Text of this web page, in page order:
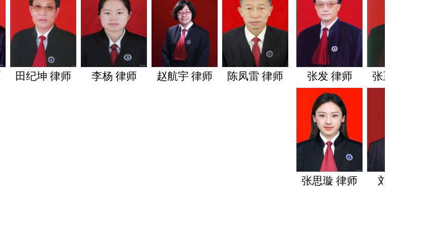
李杨 律师 赵航宇 律师 陈凤雷 律师 张发 律师 张正艳 律师 颜志国
刘帅 律师 庄志明